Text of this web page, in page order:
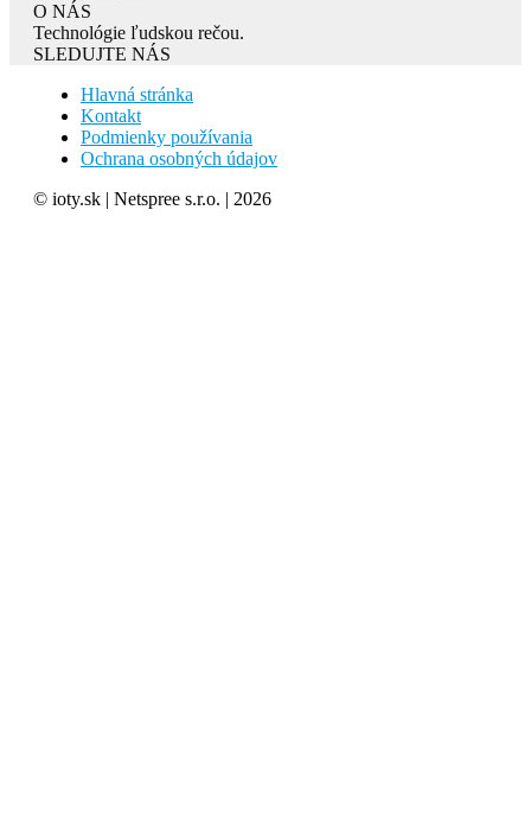
O NÁS
Technológie ľudskou rečou.
SLEDUJTE NÁS
Hlavná stránka
Kontakt
Podmienky používania
Ochrana osobných údajov
© ioty.sk | Netspree s.r.o. | 2026